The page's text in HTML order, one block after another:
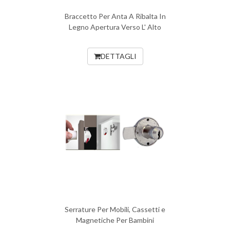
Braccetto Per Anta A Ribalta In
Legno Apertura Verso L' Alto
DETTAGLI
Serrature Per Mobili, Cassetti e
Magnetiche Per Bambini